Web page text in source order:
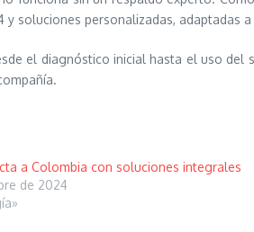
soluciones personalizadas, adaptadas
el diagnóstico inicial hasta el uso
a Colombia con soluciones integrales
de 2024